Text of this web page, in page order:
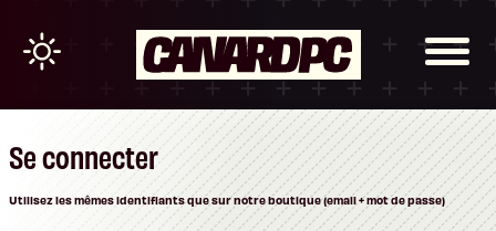
Se connecter
Utilisez les mêmes identifiants que sur notre boutique (email + mot de passe)